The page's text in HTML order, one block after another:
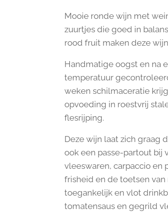
Mooie ronde wijn met
zuurtjes die goed in
rood fruit maken deze
Handmatige oogst en na
temperatuur
weken schilmaceratie
opvoeding in roestvrij
flesrijping.
Deze wijn laat zich graag
ook een passe-partout
vleeswaren, carpaccio en
frisheid en de toetsen
toegankelijk en vlot
tomatensaus en gegrild